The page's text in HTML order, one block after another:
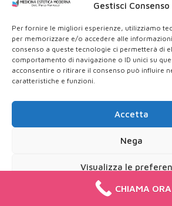
Gestisci Consenso
Per fornire le migliori esperienze, utilizziamo
per memorizzare e/o accedere alle
consenso a queste tecnologie ci permetterà di
comportamento di navigazione o ID unici su
acconsentire o ritirare il consenso può influire
caratteristiche e funzioni.
Accetta
Nega
Visualizza le
Cookie PolicyPrivacy
CHIAMA ORA